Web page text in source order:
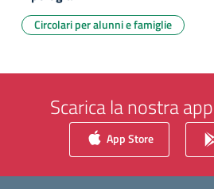
Circolari per alunni e famiglie
Scarica la nostra
App Store